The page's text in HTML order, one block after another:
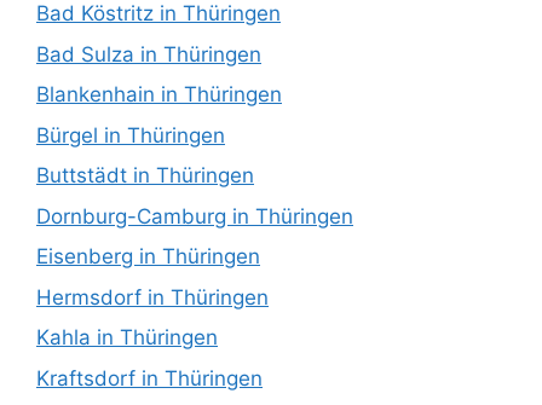
Bad Köstritz in Thüringen
Bad Sulza in Thüringen
Blankenhain in Thüringen
Bürgel in Thüringen
Buttstädt in Thüringen
Dornburg-Camburg in Thüringen
Eisenberg in Thüringen
Hermsdorf in Thüringen
Kahla in Thüringen
Kraftsdorf in Thüringen